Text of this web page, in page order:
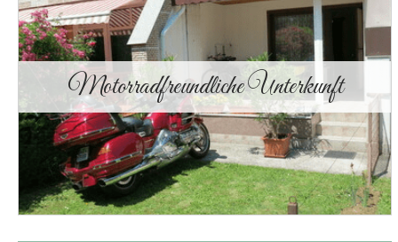
Motorradfreundliche Unterkunft